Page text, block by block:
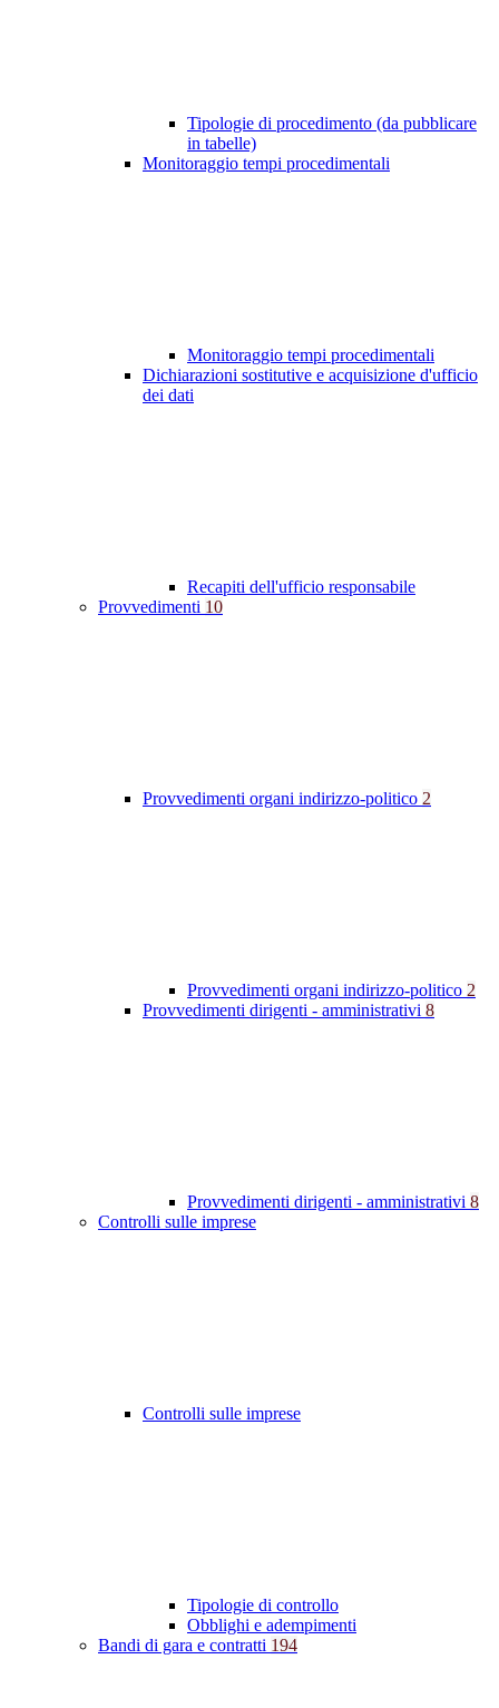
Tipologie di procedimento (da pubblicare
in tabelle)
Monitoraggio tempi procedimentali
Monitoraggio tempi procedimentali
Dichiarazioni sostitutive e acquisizione d'ufficio
dei dati
Recapiti dell'ufficio responsabile
Provvedimenti 10
Provvedimenti organi indirizzo-politico 2
Provvedimenti organi indirizzo-politico 2
Provvedimenti dirigenti - amministrativi 8
Provvedimenti dirigenti - amministrativi 8
Controlli sulle imprese
Controlli sulle imprese
Tipologie di controllo
Obblighi e adempimenti
Bandi di gara e contratti 194